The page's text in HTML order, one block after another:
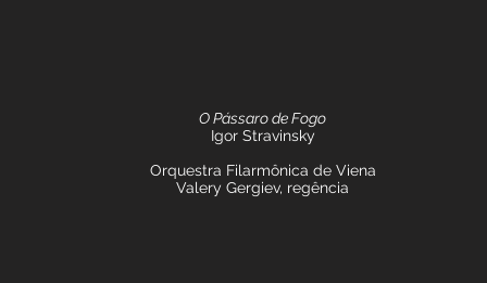
O Pássaro de Fogo
Igor Stravinsky
Orquestra Filarmônica de Viena
Valery Gergiev, regência